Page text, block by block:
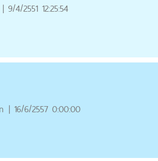
| 9/4/2551 12:25:54
| 16/6/2557 0:00:00